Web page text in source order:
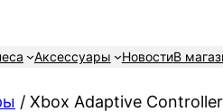
Аксессуары НовостиВ
/ Xbox Adaptive Controller